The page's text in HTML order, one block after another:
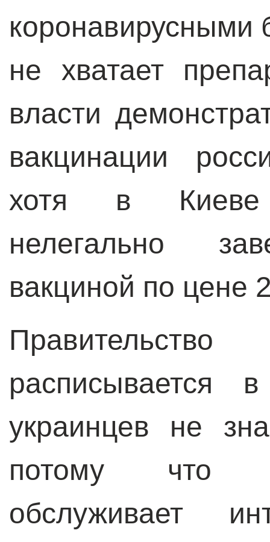
коронавирусными
не хватает
власти
вакцинации
хотя в Киеве
нелегально
вакциной по цене
расписывается
украинцев не
потому что
обслуживает